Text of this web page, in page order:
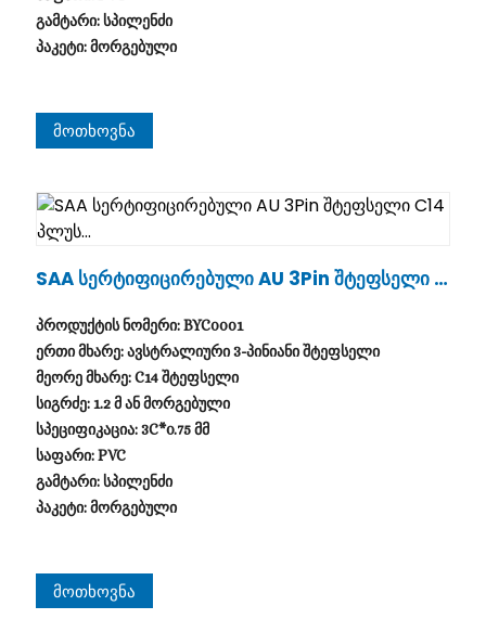
გამტარი: სპილენძი
პაკეტი: მორგებული
Მოთხოვნა
SAA Სერტიფიცირებული AU 3Pin Შტეფსელი C
პროდუქტის ნომერი: BYC0001
ერთი მხარე: ავსტრალიური 3-პინიანი შტეფსელი
მეორე მხარე: C14 შტეფსელი
სიგრძე: 1.2 მ ან მორგებული
სპეციფიკაცია: 3C*0.75 მმ
საფარი: PVC
გამტარი: სპილენძი
პაკეტი: მორგებული
Მოთხოვნა